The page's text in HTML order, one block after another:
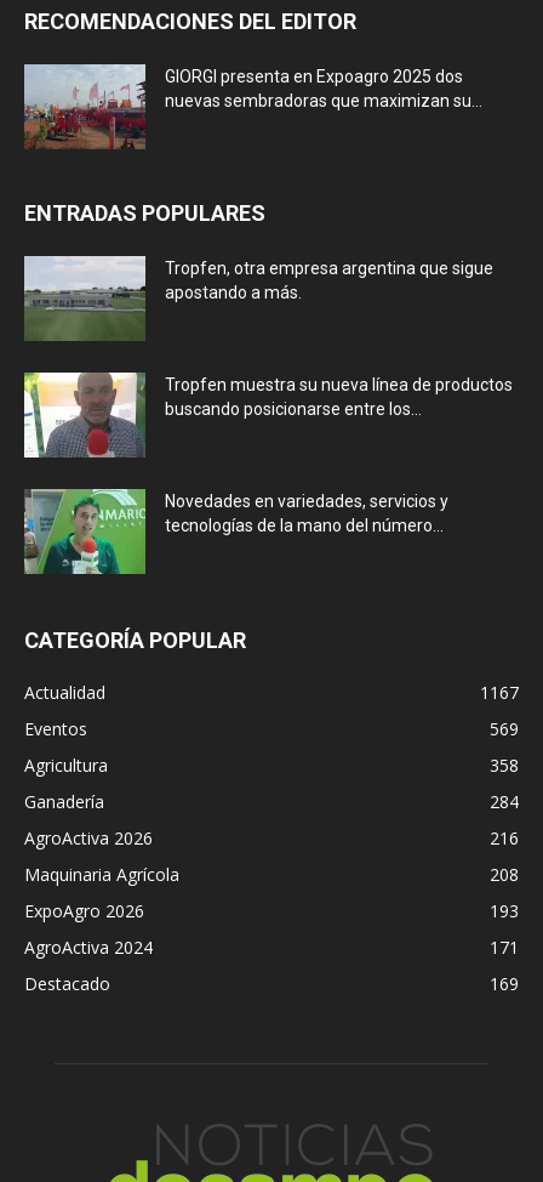
RECOMENDACIONES DEL EDITOR
GIORGI presenta en Expoagro 2025 dos
nuevas sembradoras que maximizan su...
ENTRADAS POPULARES
Tropfen, otra empresa argentina que sigue
apostando a más.
Tropfen muestra su nueva línea de productos
buscando posicionarse entre los...
Novedades en variedades, servicios y
tecnologías de la mano del número...
CATEGORÍA POPULAR
Actualidad
1167
Eventos
569
Agricultura
358
Ganadería
284
AgroActiva 2026
216
Maquinaria Agrícola
208
ExpoAgro 2026
193
AgroActiva 2024
171
Destacado
169